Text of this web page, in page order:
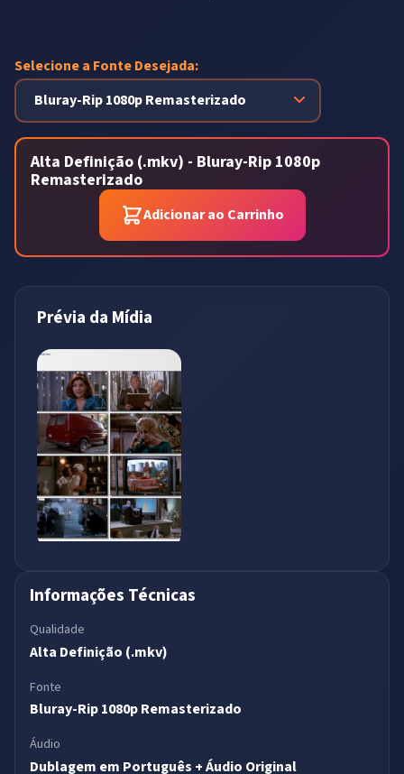
Selecione a Fonte Desejada:
Alta Definição (.mkv) - Bluray-Rip 1080p
Remasterizado
Adicionar ao Carrinho
Prévia da Mídia
Informações Técnicas
Qualidade
Alta Definição (.mkv)
Fonte
Bluray-Rip 1080p Remasterizado
Áudio
Dublagem em Português + Áudio Original